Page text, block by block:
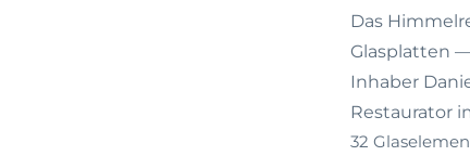
Das
Glasplatten
Inhaber
Restaurator
32